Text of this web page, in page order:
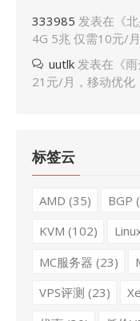
333985 发表在《
4G 5兆 仅需10元/月
uutlk 发表在《
21元/月，移动优化
标签云
AMD (35) BGP
KVM (102)
MC服务器 (23)
VPS评测 (23)